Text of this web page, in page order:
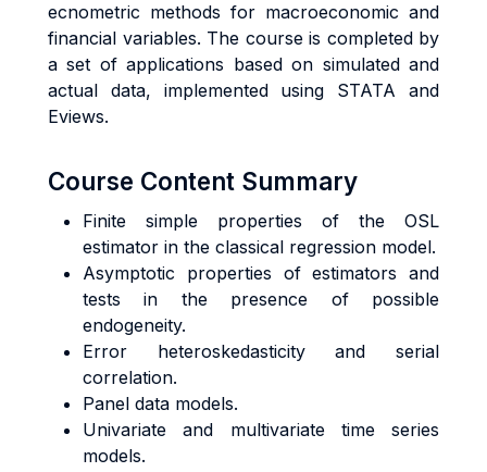
ecnometric methods for macroeconomic and
financial variables. The course is completed by
a set of applications based on simulated and
actual data, implemented using STATA and
Eviews.
Course Content Summary
Finite simple properties of the OSL
estimator in the classical regression model.
Asymptotic properties of estimators and
tests in the presence of possible
endogeneity.
Error heteroskedasticity and serial
correlation.
Panel data models.
Univariate and multivariate time series
models.